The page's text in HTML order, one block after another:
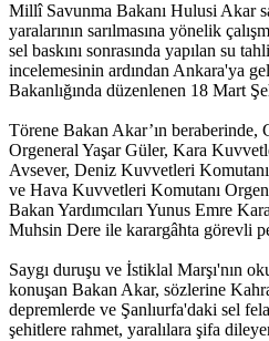
Millî Savunma Bakanı Hulusi Akar
yaralarının sarılmasına yönelik
sel baskını sonrasında yapılan su
incelemesinin ardından Ankara'ya
Bakanlığında düzenlenen 18 Mart
Törene Bakan Akar’ın beraberinde,
Orgeneral Yaşar Güler, Kara
Avsever, Deniz Kuvvetleri
ve Hava Kuvvetleri Komutanı
Bakan Yardımcıları Yunus Emre
Muhsin Dere ile karargâhta görevli
Saygı duruşu ve İstiklal Marşı'nın
konuşan Bakan Akar, sözlerine
depremlerde ve Şanlıurfa'daki sel
şehitlere rahmet, yaralılara şifa